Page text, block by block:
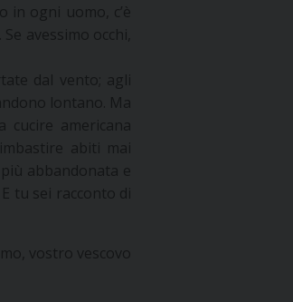
ogni uomo, c’è
avessimo occhi,
dal vento; agli
lontano. Ma
americana
abiti mai
abbandonata e
tu sei racconto di
vostro vescovo